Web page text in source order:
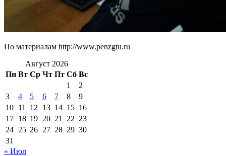
По материалам http://www.penzgtu.ru
Август 2026
Пн Вт Ср Чт Пт Сб Вс
1
2
3
4 5 6 7 8
9
10 11 12 13 14 15 16
17 18 19 20 21 22 23
24 25 26 27 28 29 30
31
« Июл